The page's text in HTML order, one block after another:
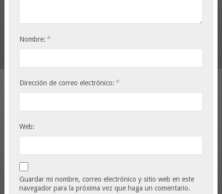
Nombre: *
Dirección de correo electrónico: *
Web:
Guardar mi nombre, correo electrónico y sitio web en este
navegador para la próxima vez que haga un comentario.